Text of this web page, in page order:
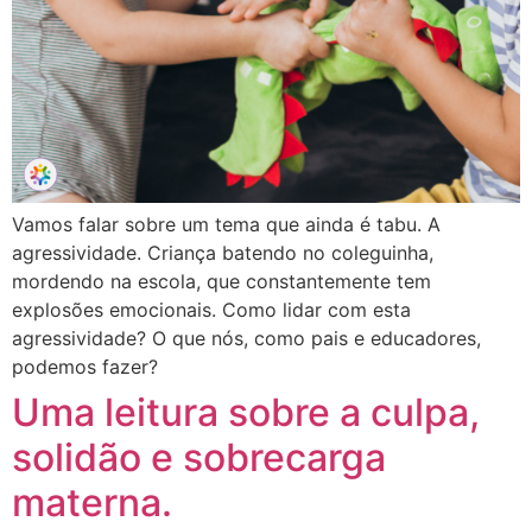
Vamos falar sobre um tema que ainda é tabu. A
agressividade. Criança batendo no coleguinha,
mordendo na escola, que constantemente tem
explosões emocionais. Como lidar com esta
agressividade? O que nós, como pais e educadores,
podemos fazer?
Uma leitura sobre a culpa,
solidão e sobrecarga
materna.